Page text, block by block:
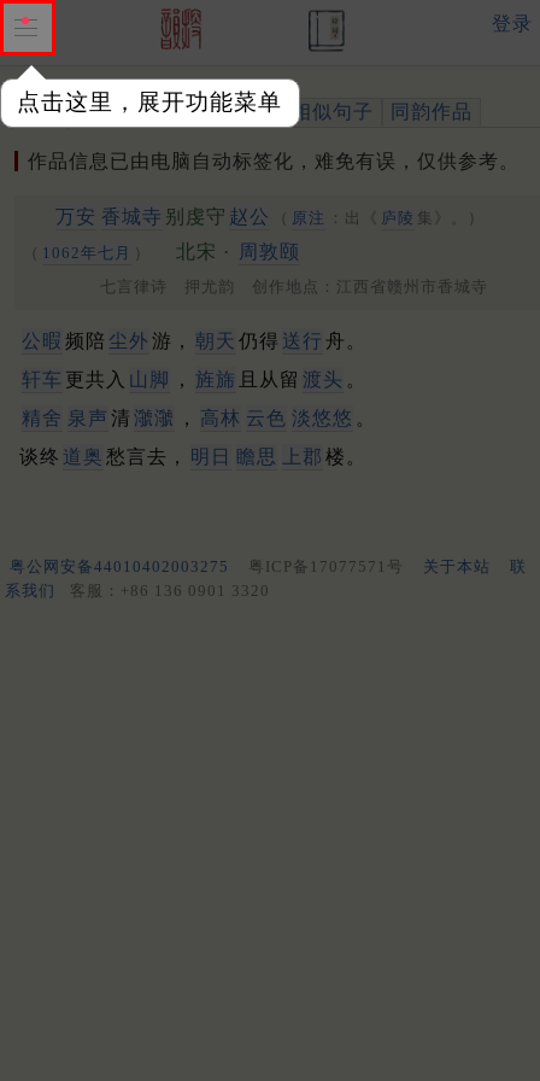
点击这里，展开功能菜单
登录
作品 标注四声 出处、引用 相似句子 同韵作品
作品信息已由电脑自动标签化，难免有误，仅供参考。
万安 香城寺 别虔守 赵公 （ 原注 ：出《 庐陵 集》。）
（ 1062年七月 ） 北宋 · 周敦颐
七言律诗 押尤韵 创作地点：江西省赣州市香城寺
公暇 频陪 尘外游， 朝天 仍得 送行 舟。
轩车 更共入 山脚 ， 旌旆 且从留 渡头 。
精舍 泉声 清 㶁㶁 ， 高林 云色 淡悠悠 。
谈终 道奥 愁言去， 明日 瞻思 上郡 楼。
粤公网安备44010402003275 粤ICP备17077571号 关于本站
联
系我们
客服：+86 136 0901 3320